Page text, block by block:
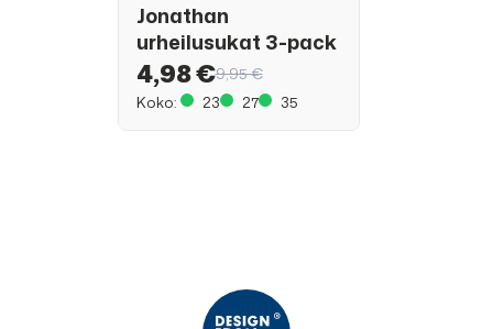
Jonathan
urheilusukat 3-pack
4,98 €9,95 €
Koko:
23 27 35